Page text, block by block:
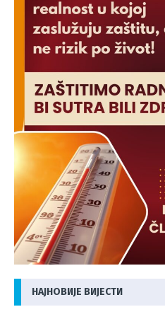
НАЈНОВИЈЕ ВИЈЕСТИ